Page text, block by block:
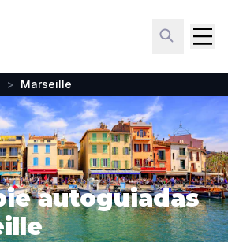
> Marseille
autoguiadas